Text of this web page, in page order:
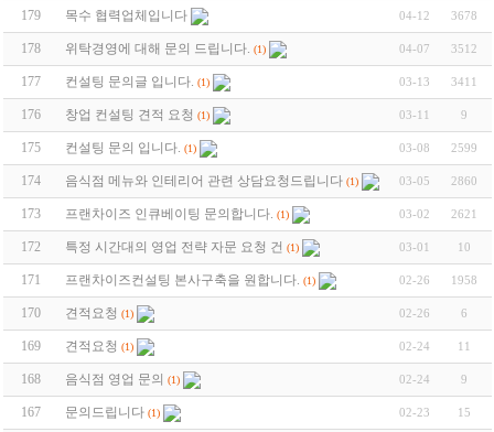
179 목수 협력업체입니다 04-12 3678
178 위탁경영에 대해 문의 드립니다. (1) 04-07 3512
177 컨설팅 문의글 입니다. (1) 03-13 3411
176 창업 컨설팅 견적 요청 (1) 03-11 9
175 컨설팅 문의 입니다. (1) 03-08 2599
174 음식점 메뉴와 인테리어 관련 상담요청드립니다 (1) 03-05 2860
173 프랜차이즈 인큐베이팅 문의합니다. (1) 03-02 2621
172 특정 시간대의 영업 전략 자문 요청 건 (1) 03-01 10
171 프랜차이즈컨설팅 본사구축을 원합니다. (1) 02-26 1958
170 견적요청 (1) 02-26 6
169 견적요청 (1) 02-24 11
168 음식점 영업 문의 (1) 02-24 9
167 문의드립니다 (1) 02-23 15